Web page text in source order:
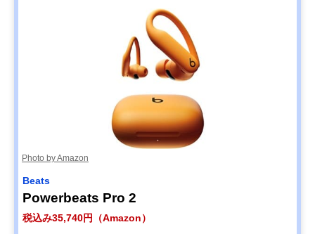
Photo by Amazon
Beats
Powerbeats Pro 2
税込み35,740円（Amazon）